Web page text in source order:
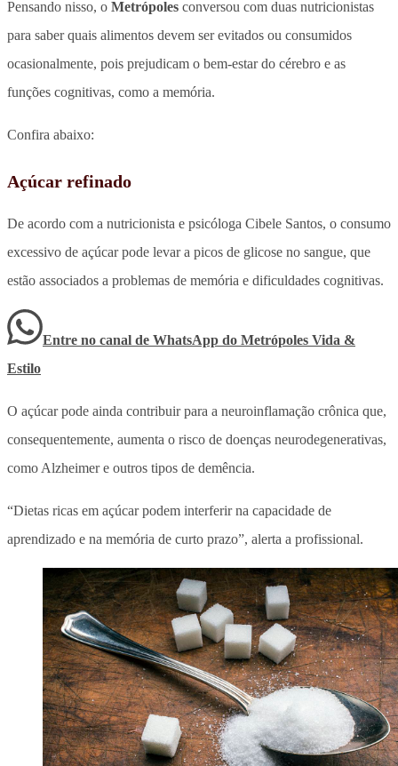
Pensando nisso, o Metrópoles conversou com duas nutricionistas
para saber quais alimentos devem ser evitados ou consumidos
ocasionalmente, pois prejudicam o bem-estar do cérebro e as
funções cognitivas, como a memória.
Confira abaixo:
Açúcar refinado
De acordo com a nutricionista e psicóloga Cibele Santos, o consumo
excessivo de açúcar pode levar a picos de glicose no sangue, que
estão associados a problemas de memória e dificuldades cognitivas.
Entre no canal de WhatsApp do Metrópoles Vida &
Estilo
O açúcar pode ainda contribuir para a neuroinflamação crônica que,
consequentemente, aumenta o risco de doenças neurodegenerativas,
como Alzheimer e outros tipos de demência.
“Dietas ricas em açúcar podem interferir na capacidade de
aprendizado e na memória de curto prazo”, alerta a profissional.